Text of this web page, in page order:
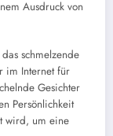
Ausdruck von
schmelzende
im Internet für
Gesichter
Persönlichkeit
wird, um eine